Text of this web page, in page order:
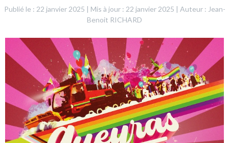
Publié le : 22 janvier 2025 | Mis à jour : 22 janvier 2025 | Auteur : Jean-
Benoit RICHARD